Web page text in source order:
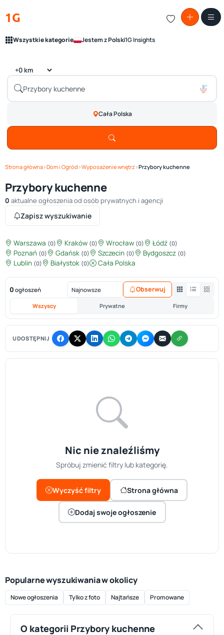
1G
Wszystkie kategorie Jestem z Polski1G Insights
Cała Polska
Strona główna›Dom i Ogród ›Wyposażenie wnętrz›Przybory kuchenne
Przybory kuchenne
0 aktualne ogłoszenia od osób prywatnych i agencji
Zapisz wyszukiwanie
Warszawa (0) Kraków (0) Wrocław (0) Łódź (0)
Poznań (0) Gdańsk (0) Szczecin (0) Bydgoszcz (0)
Lublin (0) Białystok (0) Cała Polska
0 ogłoszeń
Wszyscy Prywatne Firmy
Obserwuj
UDOSTĘPNIJ
Nic nie znaleźliśmy
Spróbuj zmienić filtry lub kategorię.
Wyczyść filtry Strona główna
Dodaj swoje ogłoszenie
Popularne wyszukiwania w okolicy
Nowe ogłoszenia Tylko z foto Najtańsze Promowane
O kategorii Przybory kuchenne